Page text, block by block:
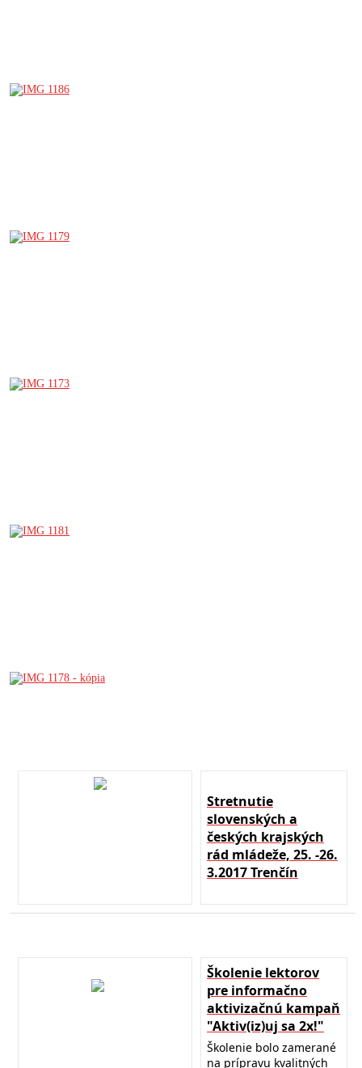
Stretnutie
slovenských a
českých krajských
rád mládeže, 25. -26.
3.2017 Trenčín
Školenie lektorov
pre informačno
aktivizačnú kampaň
"Aktiv(iz)uj sa 2x!"
Školenie bolo zamerané
na prípravu kvalitných